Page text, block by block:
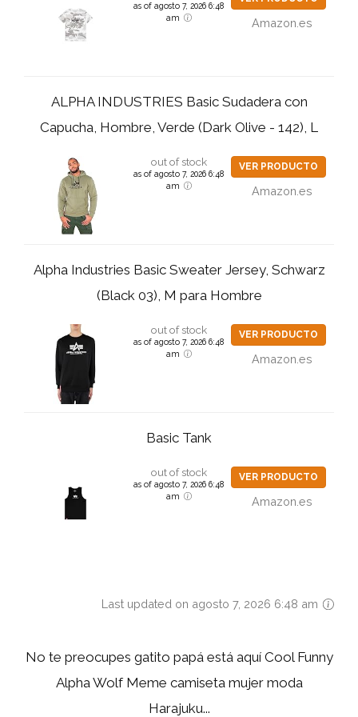
as of agosto 7, 2026 6:48
am
Amazon.es
ALPHA INDUSTRIES Basic Sudadera con
Capucha, Hombre, Verde (Dark Olive - 142), L
out of stock
as of agosto 7, 2026 6:48
am
VER PRODUCTO
Amazon.es
Alpha Industries Basic Sweater Jersey, Schwarz
(Black 03), M para Hombre
out of stock
as of agosto 7, 2026 6:48
am
VER PRODUCTO
Amazon.es
Basic Tank
out of stock
as of agosto 7, 2026 6:48
am
VER PRODUCTO
Amazon.es
Last updated on agosto 7, 2026 6:48 am
No te preocupes gatito papá está aquí Cool Funny
Alpha Wolf Meme camiseta mujer moda
Harajuku...